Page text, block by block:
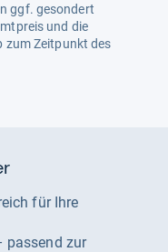
ggf. gesondert
und die
zum Zeitpunkt des